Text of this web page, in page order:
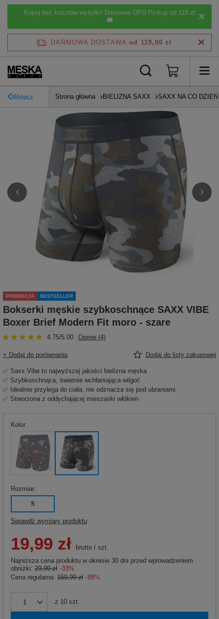
Kupuj bez kosztów wysyłki! Darmowe DPD Pickup od 119 zł
🚚
DARMOWA DOSTAWA od 119,00 zł
Wstecz Strona główna BIELIZNA SAXX SAXX NA CO DZIEŃ
PROMOCJA BESTSELLER
Bokserki męskie szybkoschnące SAXX VIBE
Boxer Brief Modern Fit moro - szare
4.75/5.00 Opinie (4)
+ Dodaj do porównania Dodaj do listy zakupowej
✅ Saxx Vibe to najwyższej jakości bielizna męska
✅ Szybkoschnąca, świetnie wchłaniająca wilgoć
✅ Idealnie przylega do ciała, nie odznacza się pod ubraniami
✅ Stworzona z oddychającej mieszanki włókien
Kolor
Rozmiar
S
Sprawdź wymiary produktu
19,99 zł brutto / szt.
Najniższa cena produktu w okresie 30 dni przed wprowadzeniem
obniżki: 29,99 zł -33%
Cena regularna: 159,99 zł -88%
z 10 szt.